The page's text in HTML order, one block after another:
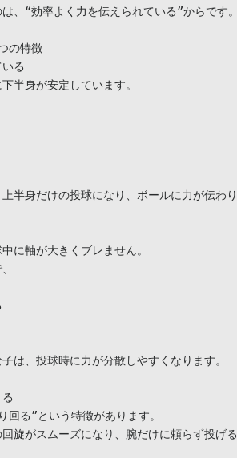
、“効率よく力を伝えられている”からです。
の特徴
る
半身が安定しています。
半身だけの投球になり、ボールに力が伝わり
に軸が大きくブレません。
は、投球時に力が分散しやすくなります。
回る”という特徴があります。
旋がスムーズになり、腕だけに頼らず投げる